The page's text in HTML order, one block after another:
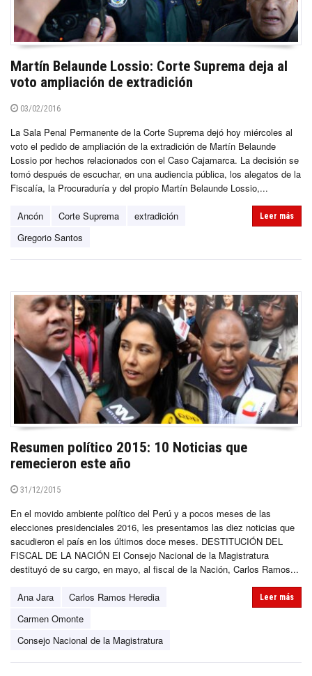
Martín Belaunde Lossio: Corte Suprema deja al
voto ampliación de extradición
03/02/2016
La Sala Penal Permanente de la Corte Suprema dejó hoy miércoles al
voto el pedido de ampliación de la extradición de Martín Belaunde
Lossio por hechos relacionados con el Caso Cajamarca. La decisión se
tomó después de escuchar, en una audiencia pública, los alegatos de la
Fiscalía, la Procuraduría y del propio Martín Belaunde Lossio,...
Ancón Corte Suprema
extradición
Gregorio Santos
Leer más
Resumen político 2015: 10 Noticias que
remecieron este año
31/12/2015
En el movido ambiente político del Perú y a pocos meses de las
elecciones presidenciales 2016, les presentamos las diez noticias que
sacudieron el país en los últimos doce meses. DESTITUCIÓN DEL
FISCAL DE LA NACIÓN El Consejo Nacional de la Magistratura
destituyó de su cargo, en mayo, al fiscal de la Nación, Carlos Ramos...
Ana Jara
Carlos Ramos Heredia
Carmen Omonte
Consejo Nacional de la Magistratura
Leer más